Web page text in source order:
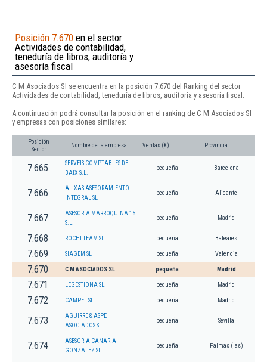
Posición 7.670 en el sector
Actividades de contabilidad,
teneduría de libros, auditoría y
asesoría fiscal
C M Asociados Sl se encuentra en la posición 7.670 del Ranking del sector
Actividades de contabilidad, teneduría de libros, auditoría y asesoría fiscal.
A continuación podrá consultar la posición en el ranking de C M Asociados Sl
y empresas con posiciones similares:
Posición
Sector
Nombre de la empresa Ventas (€) Provincia
7.665
SERVEIS COMPTABLES DEL
BAIX S.L.
pequeña Barcelona
7.666
ALIXAS ASESORAMIENTO
INTEGRAL SL
pequeña Alicante
7.667
ASESORIA MARROQUINA 15
S.L.
pequeña Madrid
7.668 ROCHI TEAM SL. pequeña Baleares
7.669 SIAGEM SL pequeña Valencia
7.670 C M ASOCIADOS SL pequeña Madrid
7.671 LEGESTIONA SL. pequeña Madrid
7.672 CAMPEL SL pequeña Madrid
7.673
AGUIRRE & ASPE
ASOCIADOS SL.
pequeña Sevilla
7.674
ASESORIA CANARIA
GONZALEZ SL
pequeña Palmas (las)